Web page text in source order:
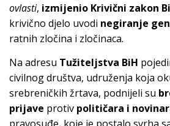
ovlasti, izmijenio Krivični zakon
krivično djelo uvodi negiranje
ratnih zločina i zločinaca.
Na adresu Tužiteljstva BiH
civilnog društva, udruženja koja
srebreničkih žrtava, podnijeli su
prijave protiv političara i